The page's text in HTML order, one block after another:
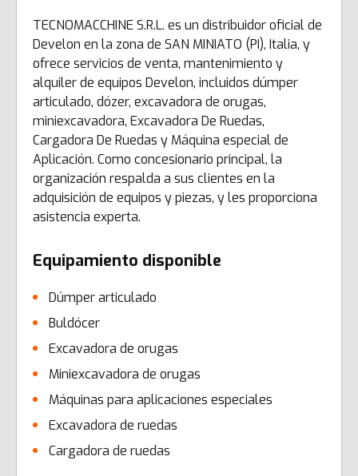
TECNOMACCHINE S.R.L. es un distribuidor oficial de
Develon en la zona de SAN MINIATO (PI), Italia, y
ofrece servicios de venta, mantenimiento y
alquiler de equipos Develon, incluidos dúmper
articulado, dózer, excavadora de orugas,
miniexcavadora, Excavadora De Ruedas,
Cargadora De Ruedas y Máquina especial de
Aplicación. Como concesionario principal, la
organización respalda a sus clientes en la
adquisición de equipos y piezas, y les proporciona
asistencia experta.
Equipamiento disponible
Dúmper articulado
Buldócer
Excavadora de orugas
Miniexcavadora de orugas
Máquinas para aplicaciones especiales
Excavadora de ruedas
Cargadora de ruedas